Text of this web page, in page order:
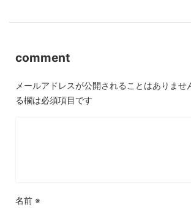
comment
メールアドレスが公開されることはありませ
る欄は必須項目です
名前 ※